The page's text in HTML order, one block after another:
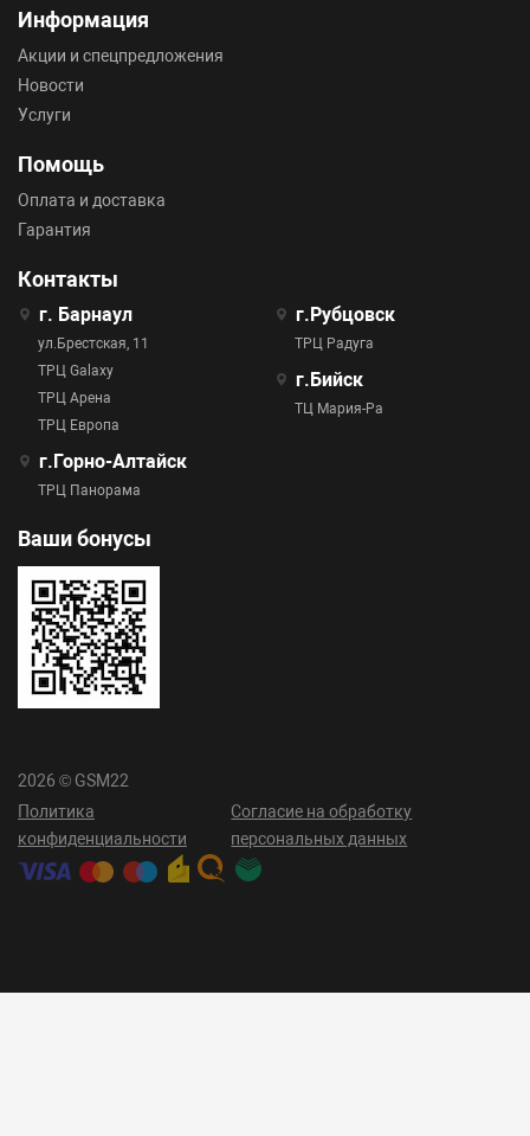
Информация
Акции и спецпредложения
Новости
Услуги
Помощь
Оплата и доставка
Гарантия
Контакты
г. Барнаул
ул.Брестская, 11
ТРЦ Galaxy
ТРЦ Арена
ТРЦ Европа
г.Горно-Алтайск
ТРЦ Панорама
г.Рубцовск
ТРЦ Радуга
г.Бийск
ТЦ Мария-Ра
Ваши бонусы
2026 © GSM22
Политика
конфиденциальности
Согласие на обработку
персональных данных